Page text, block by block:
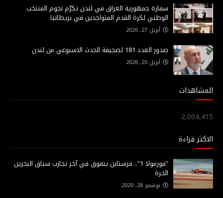
سفارة جمهورية العراق في لندن تكرّم نجوم المنتخب
الوطني لكرة القدم المتواجدين في بريطانيا
أبريل 27, 2026
صدور العدد 181 لصحيفة الحدث الاسبوعي من لندن
أبريل 20, 2026
المشاهدات
2,004,415
الاكثر قراءة
"فورمولا 1".. فرستابن يتفوق في آخر تجارب سباق البحرين
الحرة
نوفمبر 28, 2020